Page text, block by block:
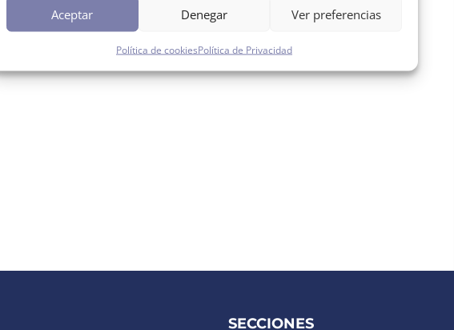
Aceptar Denegar Ver preferencias
Política de cookiesPolítica de Privacidad
SECCIONES